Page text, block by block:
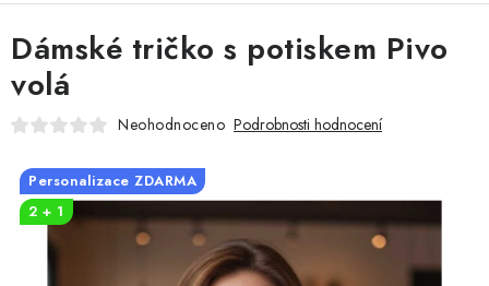
PRO DĚTI
PRO PÁRY
VLASTNÍ MOTIV
Dámské tričko s potiskem Pivo
volá
Neohodnoceno Podrobnosti hodnocení
Personalizace ZDARMA
2 + 1